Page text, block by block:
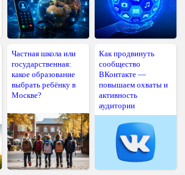
Частная школа или
государственная:
какое образование
выбрать ребёнку в
Москве?
Как продвинуть
сообщество
ВКонтакте —
повышаем охваты и
активность
аудитории